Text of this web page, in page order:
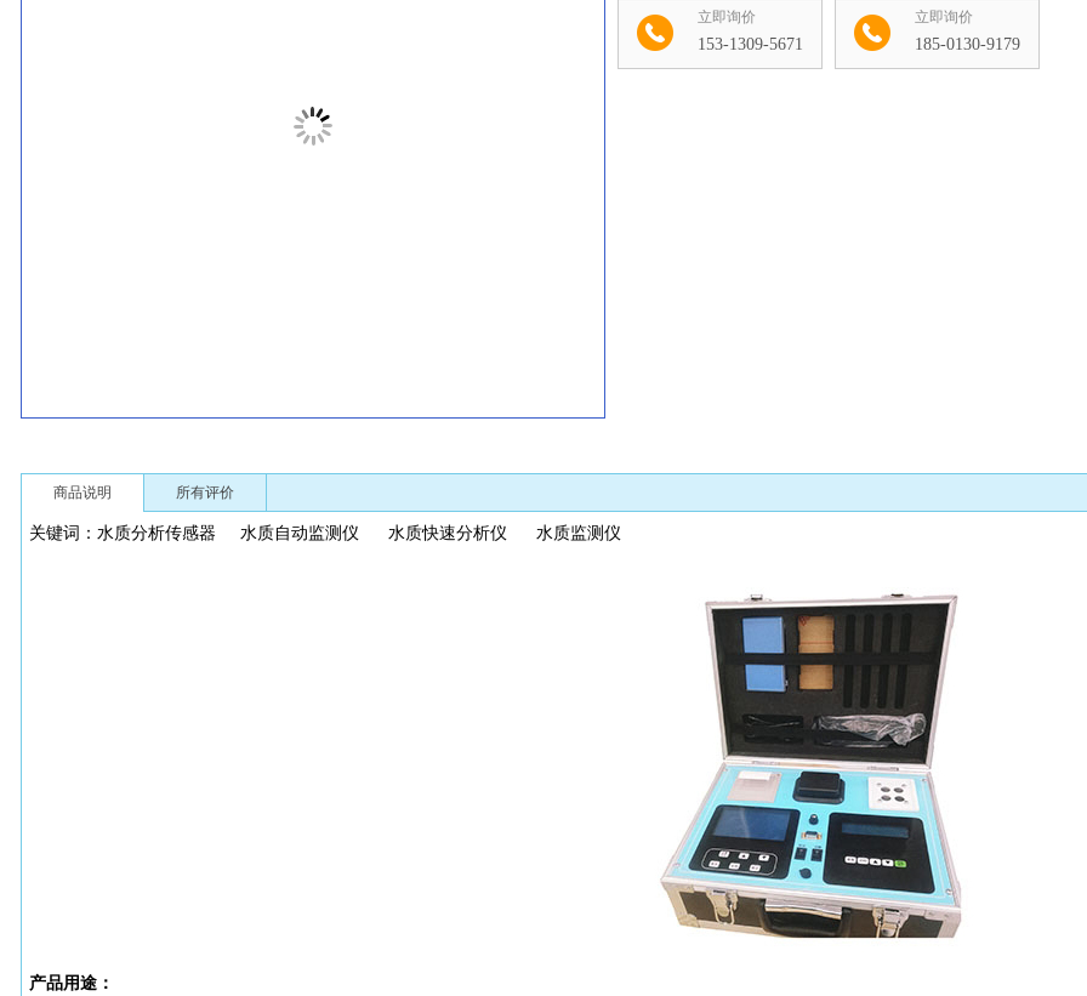
立即询价
153-1309-5671
立即询价
185-0130-9179
商品说明 所有评价
关键词： 水质分析传感器 水质自动监测仪 水质快速分析仪 水质监测仪
产品用途：